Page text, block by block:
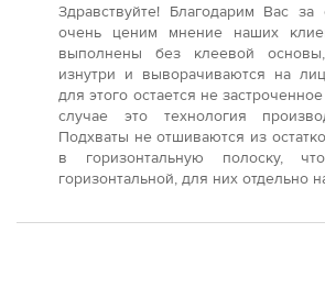
Здравствуйте! Благодарим Вас
очень ценим мнение наших
выполнены без клеевой
изнутри и выворачиваются на
для этого остается не
случае это технология
Подхваты не отшиваются из
в горизонтальную полоску,
горизонтальной, для них отдельно